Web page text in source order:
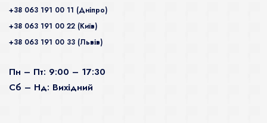
+38 063 191 00 11 (Дніпро)
+38 063 191 00 22 (Київ)
+38 063 191 00 33 (Львів)
Пн – Пт: 9:00 – 17:30
Сб – Нд: Вихідний